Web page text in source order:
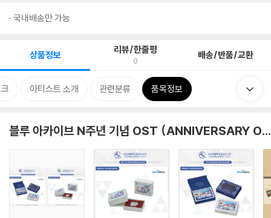
국내배송만 가능
상품정보 리뷰/한줄평
0 배송/반품/교환
아티스트 소개 관련분류 품목정보
블루 아카이브 N주년 기념 OST (ANNIVERSARY OST) 모음